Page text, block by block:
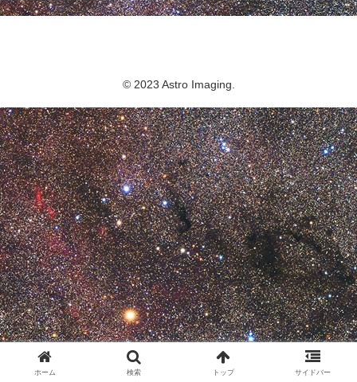
© 2023 Astro Imaging.
ホーム 検索 トップ サイドバー